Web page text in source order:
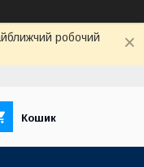
робочий
Кошик